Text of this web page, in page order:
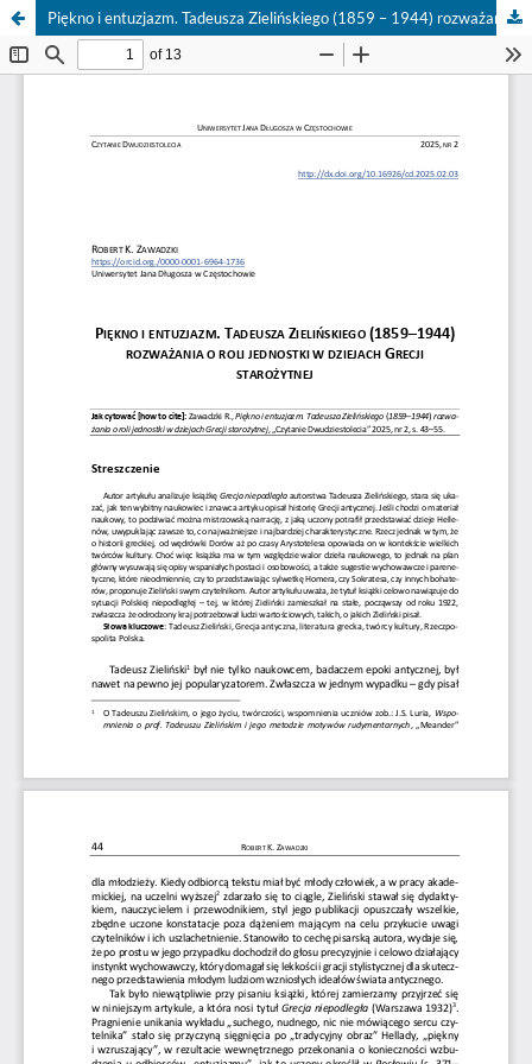
Piękno i entuzjazm. Tadeusza Zielińskiego (1859 – 1944) rozważania o roli jednostki w dziejach Grecji starożytnej